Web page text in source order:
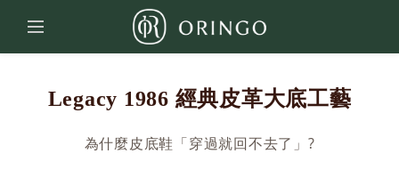
Legacy 1986 經典皮革大底工藝
為什麼皮底鞋「穿過就回不去了」?